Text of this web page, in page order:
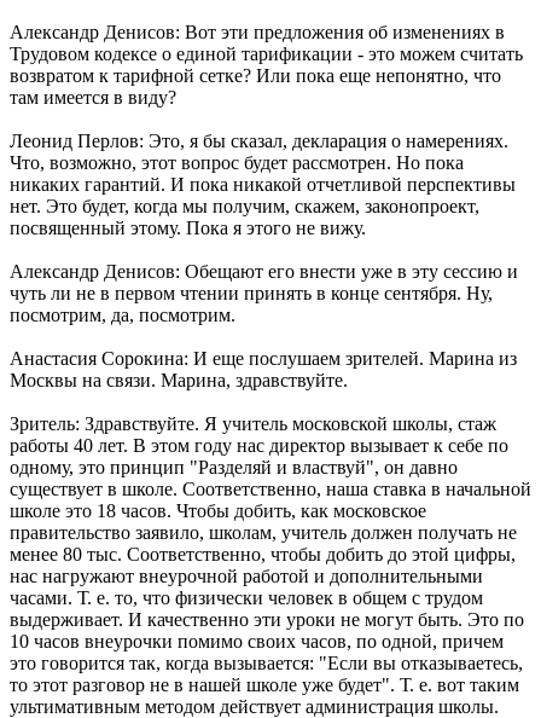
Александр Денисов: Вот эти предложения об изменениях в
Трудовом кодексе о единой тарификации - это можем считать
возвратом к тарифной сетке? Или пока еще непонятно, что
там имеется в виду?
Леонид Перлов: Это, я бы сказал, декларация о намерениях.
Что, возможно, этот вопрос будет рассмотрен. Но пока
никаких гарантий. И пока никакой отчетливой перспективы
нет. Это будет, когда мы получим, скажем, законопроект,
посвященный этому. Пока я этого не вижу.
Александр Денисов: Обещают его внести уже в эту сессию и
чуть ли не в первом чтении принять в конце сентября. Ну,
посмотрим, да, посмотрим.
Анастасия Сорокина: И еще послушаем зрителей. Марина из
Москвы на связи. Марина, здравствуйте.
Зритель: Здравствуйте. Я учитель московской школы, стаж
работы 40 лет. В этом году нас директор вызывает к себе по
одному, это принцип "Разделяй и властвуй", он давно
существует в школе. Соответственно, наша ставка в начальной
школе это 18 часов. Чтобы добить, как московское
правительство заявило, школам, учитель должен получать не
менее 80 тыс. Соответственно, чтобы добить до этой цифры,
нас нагружают внеурочной работой и дополнительными
часами. Т. е. то, что физически человек в общем с трудом
выдерживает. И качественно эти уроки не могут быть. Это по
10 часов внеурочки помимо своих часов, по одной, причем
это говорится так, когда вызывается: "Если вы отказываетесь,
то этот разговор не в нашей школе уже будет". Т. е. вот таким
ультимативным методом действует администрация школы.